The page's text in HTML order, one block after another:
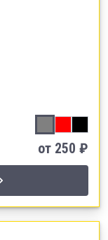
от 250 ₽